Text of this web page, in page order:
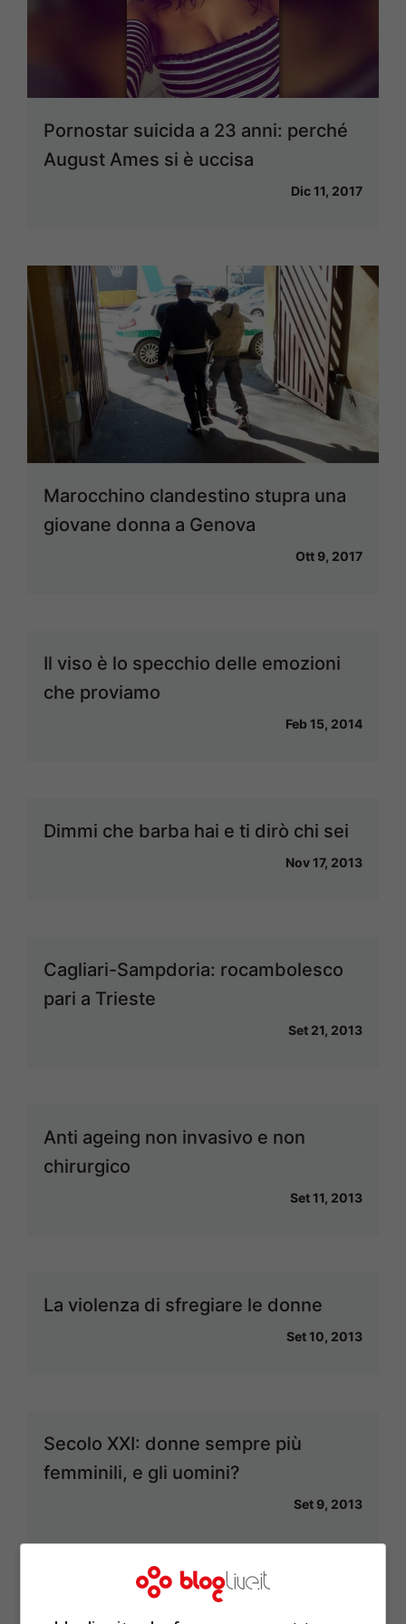
Pornostar suicida a 23 anni: perché
August Ames si è uccisa
Dic 11, 2017
Marocchino clandestino stupra una
giovane donna a Genova
Ott 9, 2017
Il viso è lo specchio delle emozioni
che proviamo
Feb 15, 2014
Dimmi che barba hai e ti dirò chi sei
Nov 17, 2013
Cagliari-Sampdoria: rocambolesco
pari a Trieste
Set 21, 2013
Anti ageing non invasivo e non
chirurgico
Set 11, 2013
La violenza di sfregiare le donne
Set 10, 2013
Secolo XXI: donne sempre più
femminili, e gli uomini?
Set 9, 2013